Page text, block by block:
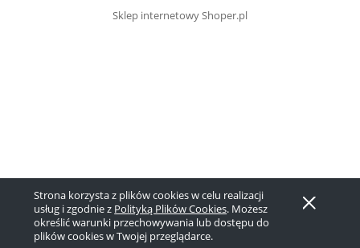
Strona korzysta z plików cookies w celu realizacji
usług i zgodnie z Polityką Plików Cookies. Możesz
określić warunki przechowywania lub dostępu do
plików cookies w Twojej przeglądarce.
Sklep internetowy Shoper.pl